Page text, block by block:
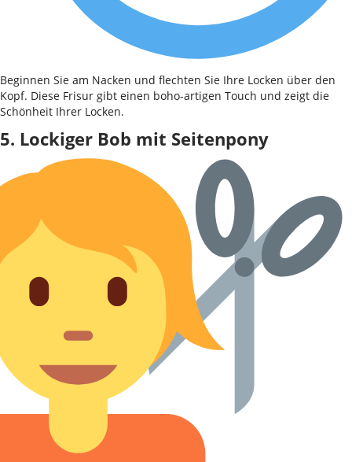
Beginnen Sie am Nacken und flechten Sie Ihre Locken über den
Kopf. Diese Frisur gibt einen boho-artigen Touch und zeigt die
Schönheit Ihrer Locken.
5. Lockiger Bob mit Seitenpony